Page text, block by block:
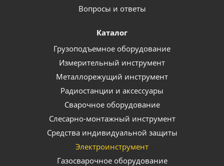
Вопросы и ответы
Каталог
Грузоподъемное оборудование
Измерительный инструмент
Металлорежущий инструмент
Радиостанции и аксессуары
Сварочное оборудование
Слесарно-монтажный инструмент
Средства индивидуальной защиты
Электроинструмент
Газосварочное оборудование